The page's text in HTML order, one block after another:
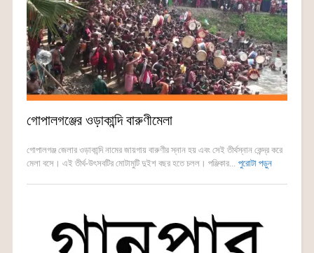
গোপালগঞ্জের ওড়াকান্দি বারুণীমেলা
গোপালগঞ্জ জেলার ওড়াকান্দি নামের জায়গায় বারুণীর স্নান হয় এবং সেই তীর্থস্নান কেন্দ্র করে
মেলা বসে। এই তীর্থ-উৎসবটির মোটামুটি দুইশ বছর হতে চলল। পঞ্জিকার... পুরোটা পড়ুন